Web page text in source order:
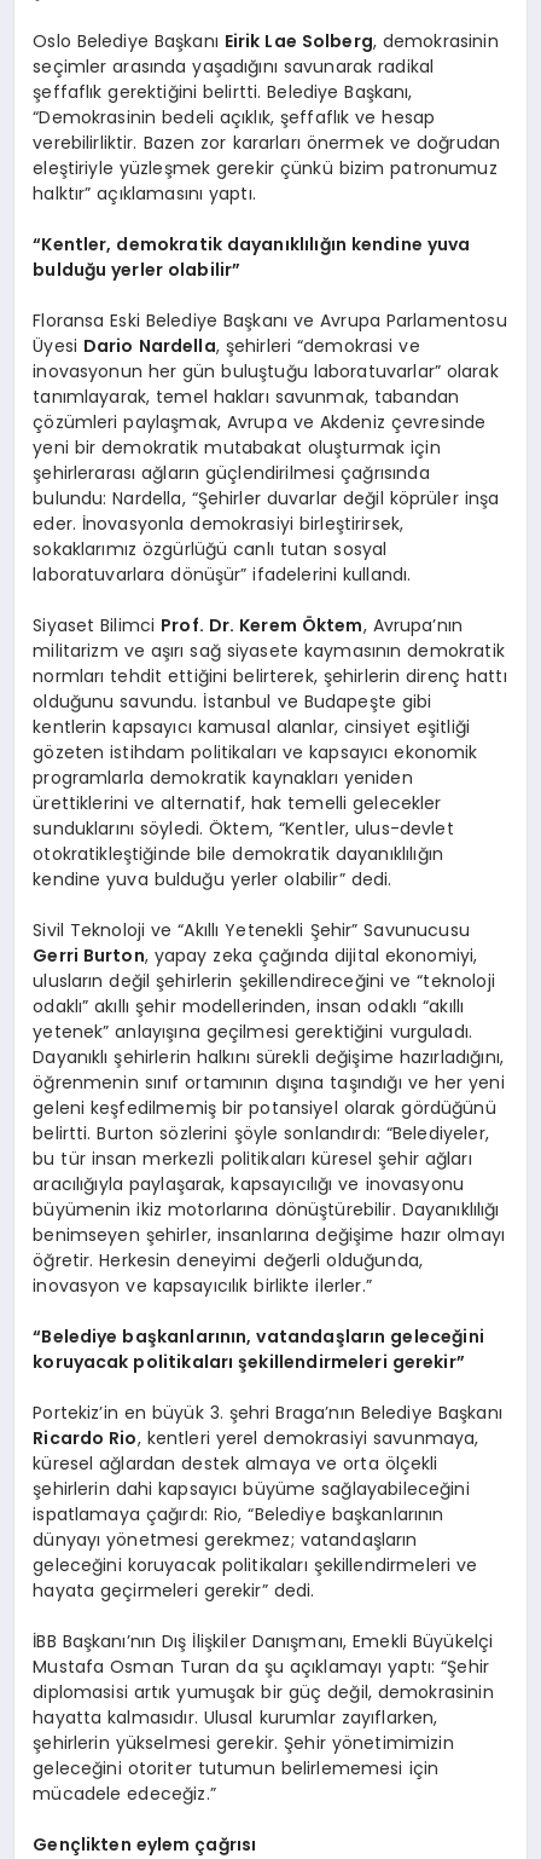
Oslo Belediye Başkanı Eirik Lae Solberg, demokrasinin
seçimler arasında yaşadığını savunarak radikal
şeffaflık gerektiğini belirtti. Belediye Başkanı,
“Demokrasinin bedeli açıklık, şeffaflık ve hesap
verebilirliktir. Bazen zor kararları önermek ve doğrudan
eleştiriyle yüzleşmek gerekir çünkü bizim patronumuz
halktır” açıklamasını yaptı.
“Kentler, demokratik dayanıklılığın kendine yuva
bulduğu yerler olabilir”
Floransa Eski Belediye Başkanı ve Avrupa Parlamentosu
Üyesi Dario Nardella, şehirleri “demokrasi ve
inovasyonun her gün buluştuğu laboratuvarlar” olarak
tanımlayarak, temel hakları savunmak, tabandan
çözümleri paylaşmak, Avrupa ve Akdeniz çevresinde
yeni bir demokratik mutabakat oluşturmak için
şehirlerarası ağların güçlendirilmesi çağrısında
bulundu: Nardella, “Şehirler duvarlar değil köprüler inşa
eder. İnovasyonla demokrasiyi birleştirirsek,
sokaklarımız özgürlüğü canlı tutan sosyal
laboratuvarlara dönüşür” ifadelerini kullandı.
Siyaset Bilimci Prof. Dr. Kerem Öktem, Avrupa’nın
militarizm ve aşırı sağ siyasete kaymasının demokratik
normları tehdit ettiğini belirterek, şehirlerin direnç hattı
olduğunu savundu. İstanbul ve Budapeşte gibi
kentlerin kapsayıcı kamusal alanlar, cinsiyet eşitliği
gözeten istihdam politikaları ve kapsayıcı ekonomik
programlarla demokratik kaynakları yeniden
ürettiklerini ve alternatif, hak temelli gelecekler
sunduklarını söyledi. Öktem, “Kentler, ulus-devlet
otokratikleştiğinde bile demokratik dayanıklılığın
kendine yuva bulduğu yerler olabilir” dedi.
Sivil Teknoloji ve “Akıllı Yetenekli Şehir” Savunucusu
Gerri Burton, yapay zeka çağında dijital ekonomiyi,
ulusların değil şehirlerin şekillendireceğini ve “teknoloji
odaklı” akıllı şehir modellerinden, insan odaklı “akıllı
yetenek” anlayışına geçilmesi gerektiğini vurguladı.
Dayanıklı şehirlerin halkını sürekli değişime hazırladığını,
öğrenmenin sınıf ortamının dışına taşındığı ve her yeni
geleni keşfedilmemiş bir potansiyel olarak gördüğünü
belirtti. Burton sözlerini şöyle sonlandırdı: “Belediyeler,
bu tür insan merkezli politikaları küresel şehir ağları
aracılığıyla paylaşarak, kapsayıcılığı ve inovasyonu
büyümenin ikiz motorlarına dönüştürebilir. Dayanıklılığı
benimseyen şehirler, insanlarına değişime hazır olmayı
öğretir. Herkesin deneyimi değerli olduğunda,
inovasyon ve kapsayıcılık birlikte ilerler.”
“Belediye başkanlarının, vatandaşların geleceğini
koruyacak politikaları şekillendirmeleri gerekir”
Portekiz’in en büyük 3. şehri Braga’nın Belediye Başkanı
Ricardo Rio, kentleri yerel demokrasiyi savunmaya,
küresel ağlardan destek almaya ve orta ölçekli
şehirlerin dahi kapsayıcı büyüme sağlayabileceğini
ispatlamaya çağırdı: Rio, “Belediye başkanlarının
dünyayı yönetmesi gerekmez; vatandaşların
geleceğini koruyacak politikaları şekillendirmeleri ve
hayata geçirmeleri gerekir” dedi.
İBB Başkanı’nın Dış İlişkiler Danışmanı, Emekli Büyükelçi
Mustafa Osman Turan da şu açıklamayı yaptı: “Şehir
diplomasisi artık yumuşak bir güç değil, demokrasinin
hayatta kalmasıdır. Ulusal kurumlar zayıflarken,
şehirlerin yükselmesi gerekir. Şehir yönetimimizin
geleceğini otoriter tutumun belirlememesi için
mücadele edeceğiz.”
Gençlikten eylem çağrısı